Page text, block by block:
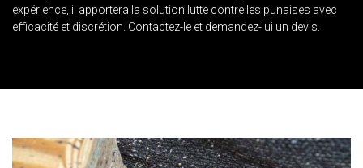
expérience, il apportera la solution lutte contre les punaises avec
efficacité et discrétion. Contactez-le et demandez-lui un devis.